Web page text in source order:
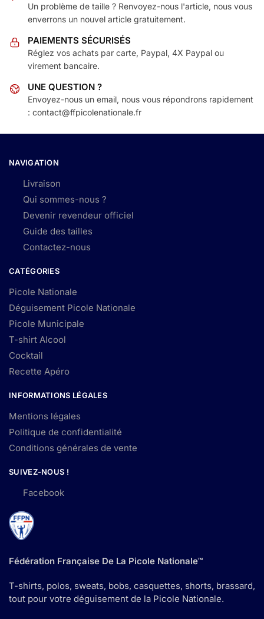
Un problème de taille ? Renvoyez-nous l'article, nous vous
enverrons un nouvel article gratuitement.
PAIEMENTS SÉCURISÉS
Réglez vos achats par carte, Paypal, 4X Paypal ou
virement bancaire.
UNE QUESTION ?
Envoyez-nous un email, nous vous répondrons rapidement
: contact@ffpicolenationale.fr
NAVIGATION
Livraison
Qui sommes-nous ?
Devenir revendeur officiel
Guide des tailles
Contactez-nous
CATÉGORIES
Picole Nationale
Déguisement Picole Nationale
Picole Municipale
T-shirt Alcool
Cocktail
Recette Apéro
INFORMATIONS LÉGALES
Mentions légales
Politique de confidentialité
Conditions générales de vente
SUIVEZ-NOUS !
Facebook
Fédération Française De La Picole Nationale™
T-shirts, polos, sweats, bobs, casquettes, shorts, brassard,
tout pour votre déguisement de la Picole Nationale.